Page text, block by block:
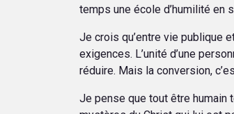
temps une école d’humilité en
Je crois qu’entre vie publique
exigences. L’unité d’une
réduire. Mais la conversion,
Je pense que tout être humain